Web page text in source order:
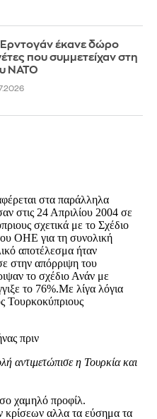
έκανε δώρο
που συμμετείχαν στη
ΝΑΤΟ